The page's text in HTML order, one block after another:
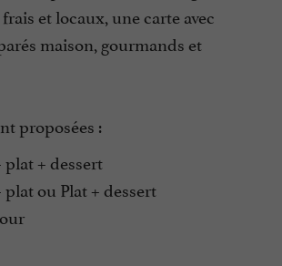
et locaux, une carte avec
maison, gourmands et
proposées :
plat + dessert
plat ou Plat + dessert